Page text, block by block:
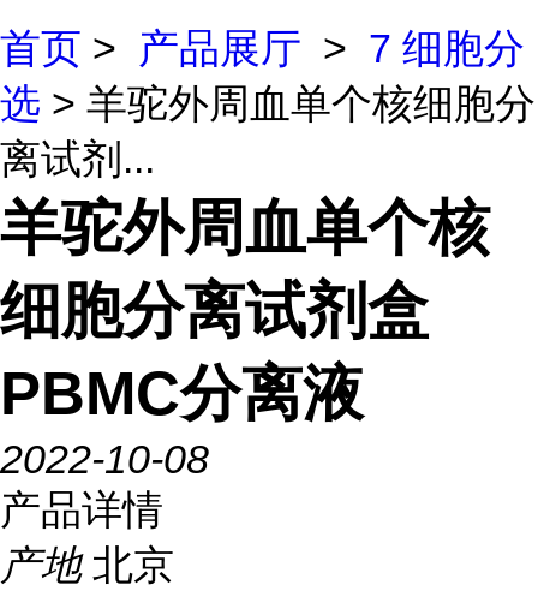
首页 > 产品展厅 > 7 细胞分
选 > 羊驼外周血单个核细胞分
离试剂...
羊驼外周血单个核
细胞分离试剂盒
PBMC分离液
2022-10-08
产品详情
产地 北京